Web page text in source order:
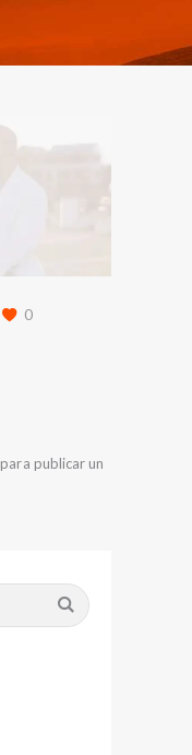
0
para publicar un